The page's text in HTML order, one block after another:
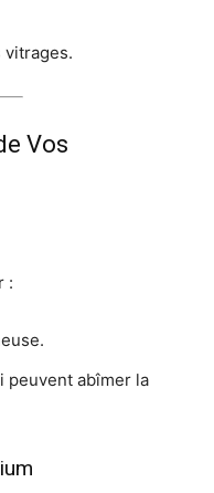
vitrages.
Vos
:
peuvent abîmer la